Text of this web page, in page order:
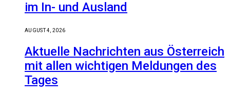
im In- und Ausland
AUGUST 4, 2026
Aktuelle Nachrichten aus Österreich
mit allen wichtigen Meldungen des
Tages